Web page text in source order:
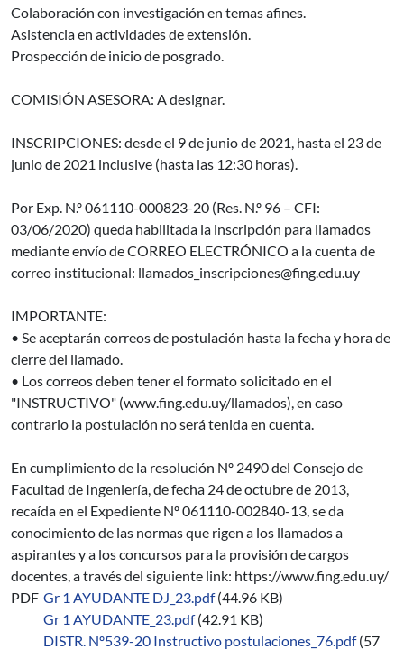
Colaboración con investigación en temas afines.
Asistencia en actividades de extensión.
Prospección de inicio de posgrado.
COMISIÓN ASESORA: A designar.
INSCRIPCIONES: desde el 9 de junio de 2021, hasta el 23 de
junio de 2021 inclusive (hasta las 12:30 horas).
Por Exp. N.º 061110-000823-20 (Res. N.º 96 – CFI:
03/06/2020) queda habilitada la inscripción para llamados
mediante envío de CORREO ELECTRÓNICO a la cuenta de
correo institucional: llamados_inscripciones@fing.edu.uy
IMPORTANTE:
• Se aceptarán correos de postulación hasta la fecha y hora de
cierre del llamado.
• Los correos deben tener el formato solicitado en el
"INSTRUCTIVO" (www.fing.edu.uy/llamados), en caso
contrario la postulación no será tenida en cuenta.
En cumplimiento de la resolución Nº 2490 del Consejo de
Facultad de Ingeniería, de fecha 24 de octubre de 2013,
recaída en el Expediente Nº 061110-002840-13, se da
conocimiento de las normas que rigen a los llamados a
aspirantes y a los concursos para la provisión de cargos
docentes, a través del siguiente link: https://www.fing.edu.uy/
PDF Gr 1 AYUDANTE DJ_23.pdf (44.96 KB)
Gr 1 AYUDANTE_23.pdf (42.91 KB)
DISTR. Nº539-20 Instructivo postulaciones_76.pdf (57